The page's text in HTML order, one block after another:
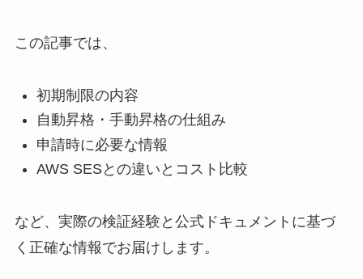
この記事では、
初期制限の内容
自動昇格・手動昇格の仕組み
申請時に必要な情報
AWS SESとの違いとコスト比較
など、実際の検証経験と公式ドキュメントに基づ
く正確な情報でお届けします。